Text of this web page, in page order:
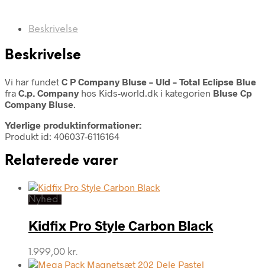
Beskrivelse
Beskrivelse
Vi har fundet C P Company Bluse – Uld – Total Eclipse Blue
fra C.p. Companyhos Kids-world.dk i kategorien Bluse Cp
Company Bluse.
Yderlige produktinformationer:
Produkt id: 406037-6116164
Relaterede varer
Nyhed!
Kidfix Pro Style Carbon Black
1.999,00 kr.